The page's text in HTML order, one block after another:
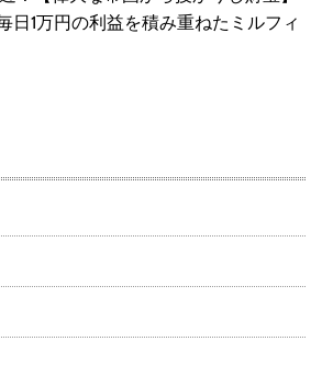
日1万円の利益を積み重ねたミルフィ